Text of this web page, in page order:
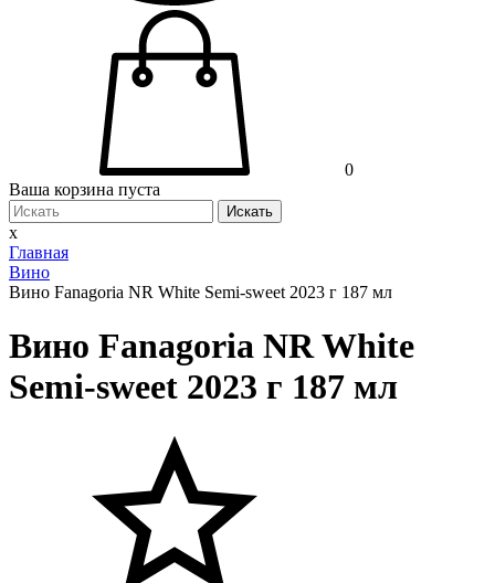
0
Ваша корзина пуста
Искать
x
Главная
Вино
Вино Fanagoria NR White Semi-sweet 2023 г 187 мл
Вино Fanagoria NR White
Semi-sweet 2023 г 187 мл